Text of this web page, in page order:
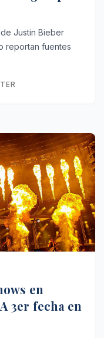
Justin Bieber
reportan fuentes
en
3er fecha en